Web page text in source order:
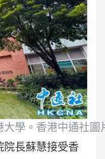
大學。香港中通社圖
長蘇慧接受香